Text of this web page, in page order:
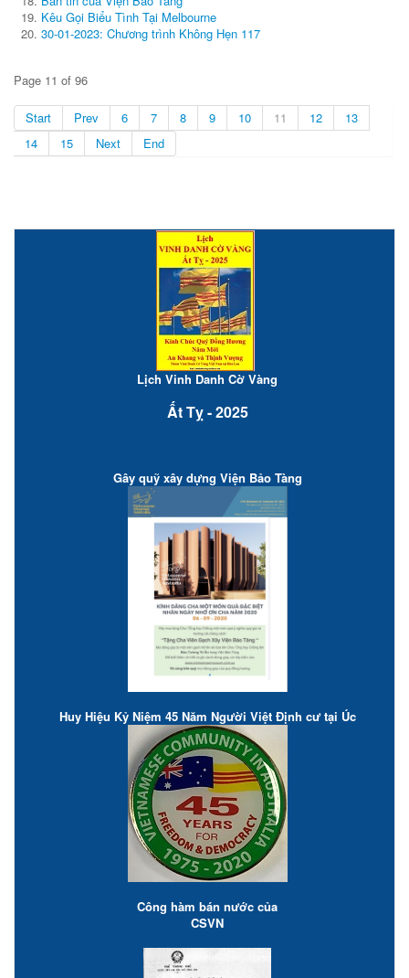
Kêu Gọi Biểu Tình Tại Melbourne
30-01-2023: Chương trình Không Hẹn 117
Page 11 of 96
Start Prev 6 7 8 9 10 11 12
13
14
15 Next End
Lịch Vinh Danh Cờ Vàng
Ất Tỵ - 2025
Gây quỹ xây dựng Viện Bảo Tàng
Huy Hiệu Kỷ Niệm 45 Năm Người Việt Định cư tại Úc
Công hàm bán nước của
CSVN